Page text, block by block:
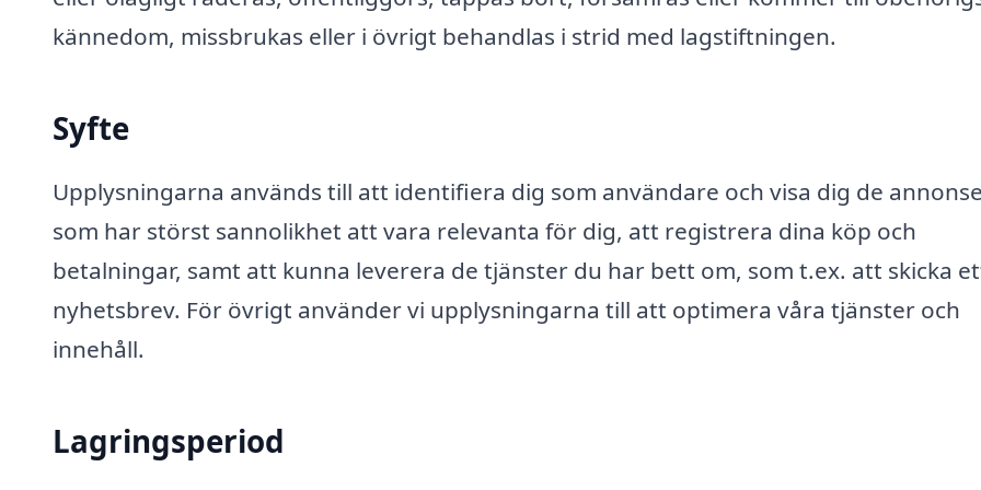
kännedom, missbrukas eller i övrigt behandlas i strid med lagstiftningen.
Syfte
Upplysningarna används till att identifiera dig som användare och visa dig de
som har störst sannolikhet att vara relevanta för dig, att registrera dina köp och
betalningar, samt att kunna leverera de tjänster du har bett om, som t.ex. att skicka
nyhetsbrev. För övrigt använder vi upplysningarna till att optimera våra tjänster och
innehåll.
Lagringsperiod